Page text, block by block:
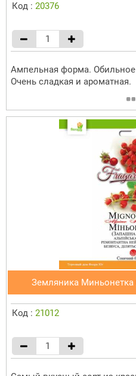
Код : 20376
Ампельная форма.
Очень сладкая и ароматная.
Земляника Миньонетка
Код : 21012